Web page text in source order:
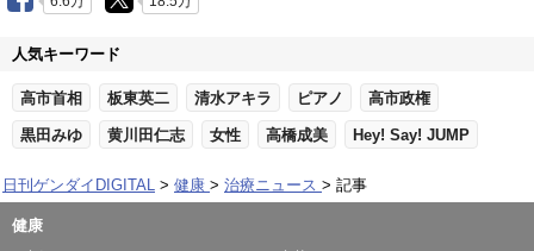
人気キーワード
高市首相 板東英二 清水アキラ ピアノ 高市政権
黒田みゆ 黄川田仁志 女性 高橋成美 Hey! Say! JUMP
日刊ゲンダイDIGITAL 健康 治療ニュース 記事
健康